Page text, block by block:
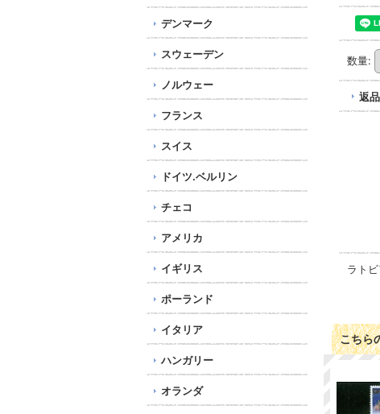
デンマーク
スウェーデン
ノルウェー
フランス
スイス
ドイツ.ベルリン
チェコ
アメリカ
イギリス
ポーランド
イタリア
ハンガリー
オランダ
数量:
返
ラト
こちら